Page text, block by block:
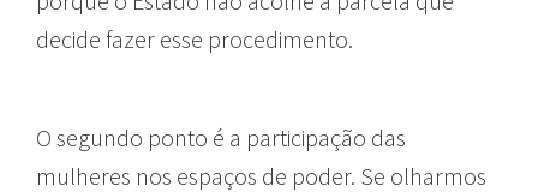
decide fazer esse procedimento.
O segundo ponto é a participação das
mulheres nos espaços de poder. Se olharmos